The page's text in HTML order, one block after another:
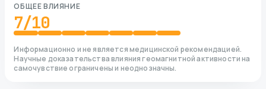
ОБЩЕЕ ВЛИЯНИЕ
7/10
Информационно и не является медицинской рекомендацией.
Научные доказательства влияния геомагнитной активности на
самочувствие ограничены и неоднозначны.